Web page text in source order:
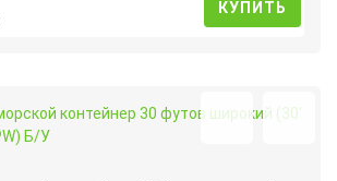
КУПИТЬ